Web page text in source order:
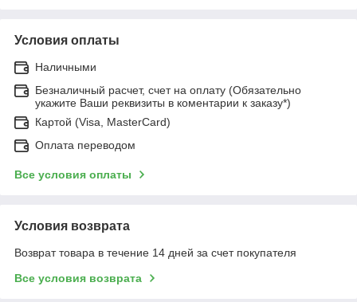
Условия оплаты
Наличными
Безналичный расчет, счет на оплату (Обязательно
укажите Ваши реквизиты в коментарии к заказу*)
Картой (Visa, MasterCard)
Оплата переводом
Все условия оплаты
Условия возврата
Возврат товара в течение 14 дней за счет покупателя
Все условия возврата